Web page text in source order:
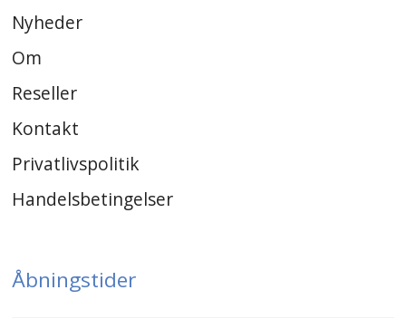
Nyheder
Om
Reseller
Kontakt
Privatlivspolitik
Handelsbetingelser
Åbningstider